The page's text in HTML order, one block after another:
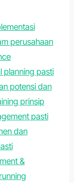
perusahaan
planning pasti
potensi dan
prinsip
pasti
dan
&